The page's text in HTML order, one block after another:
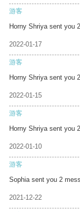
游客
Horny Shriya sent you 2
2022-01-17
游客
Horny Shriya sent you 2
2022-01-15
游客
Horny Shriya sent you 2
2022-01-10
游客
Sophia sent you 2
2021-12-22